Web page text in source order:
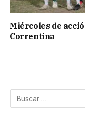
Miércoles de
Correntina